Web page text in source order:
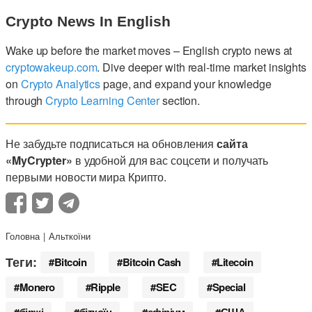
Crypto News In English
Wake up before the market moves – English crypto news at
cryptowakeup.com. Dive deeper with real-time market insights
on Crypto Analyticspage, and expand your knowledge
throughCrypto Learning Centersection.
Не забудьте подписаться на обновлениясайта
«MyCrypter» в удобной для вас соцсети и получать
первыми новости мира Крипто.
Головна Альткоїни
Теги: Bitcoin Bitcoin Cash
Litecoin
Monero
Ripple SEC
Special